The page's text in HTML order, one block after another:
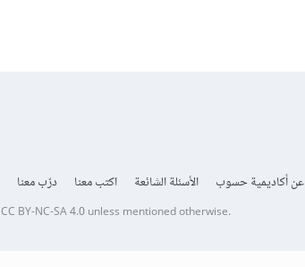
عن أكاديمية حسوب الأسئلة الشائعة اكتب معنا درّب معنا
CC BY-NC-SA 4.0unless mentioned otherwise.